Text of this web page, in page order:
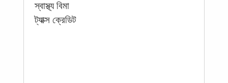
স্বাস্থ্য বিমা
ট্যাক্স ক্রেডিট